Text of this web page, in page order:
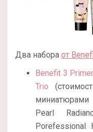
Два набора от
Benefit 3
Trio
миниатюрами
Pearl